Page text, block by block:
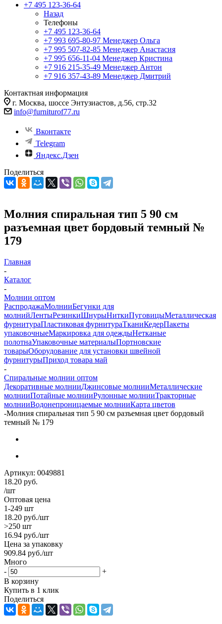
+7 495 123-36-64
Назад
Телефоны
+7 495 123-36-64
+7 993 695-80-97 Менеджер Ольга
+7 995 507-82-85 Менеджер Анастасия
+7 995 656-11-04 Менеджер Кристина
+7 916 215-35-49 Менеджер Антон
+7 916 357-43-89 Менеджер Дмитрий
Контактная информация
г. Москва, шоссе Энтузиастов, д.56, стр.32
info@furniturof77.ru
Вконтакте
Telegram
Яндекс.Дзен
Поделиться
Молния спиральная тип 5 90 см
разъемная цвет бордовый темный №
179
Главная
-
Каталог
-
Молнии оптом
РаспродажаМолнииБегунки для
молнийЛентыРезинкиШнурыНиткиПуговицыМеталлическая
фурнитураПластиковая фурнитураТканиКедерПакеты
упаковочныеМаркировка для одеждыНетканые
полотнаУпаковочные материалыПортновские
товарыОборудование для установки швейной
фурнитурыПриход товара май
-
Спиральные молнии оптом
Декоративные молнииДжинсовые молнииМеталлические
молнииПотайные молнииРулонные молнииТракторные
молнииВодонепроницаемые молнииКарта цветов
-Молния спиральная тип 5 90 см разъемная цвет бордовый
темный № 179
Артикул: 0049881
18.20 руб.
/шт
Оптовая цена
1-249 шт
18.20 руб./шт
>250 шт
16.94 руб./шт
Цена за упаковку
909.84 руб./шт
Много
-
+
В корзину
Купить в 1 клик
Поделиться